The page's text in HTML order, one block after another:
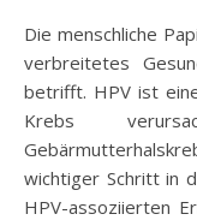
Die menschliche Papillomavirus (HPV)-Infektion ist ein weit
verbreitetes
betrifft. HPV ist
Krebs
wichtiger Schritt in
HPV-assoziierten